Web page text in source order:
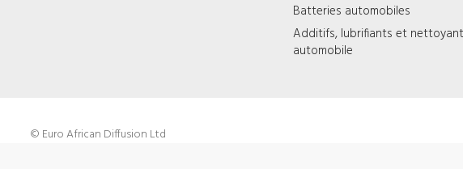
Batteries automobiles
Additifs, lubrifiants et
automobile
© Euro African Diffusion Ltd